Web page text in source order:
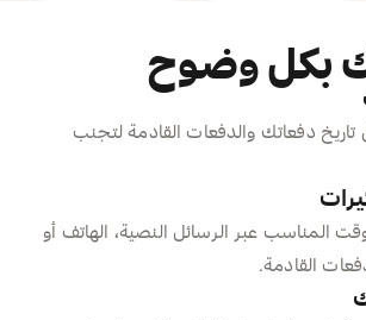
بكل وضوح
دفعاتك والدفعات القادمة لتجنب
المناسب عبر الرسائل النصية، الهاتف أو
القادمة.